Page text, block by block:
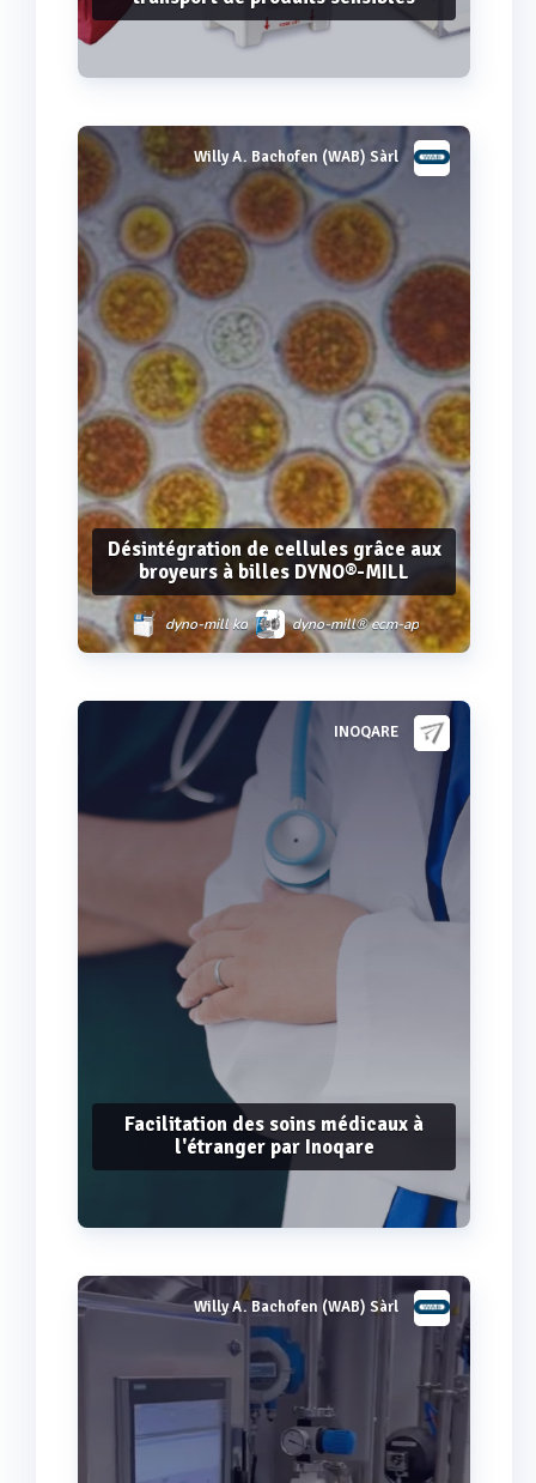
Voir plus
Willy A. Bachofen (WAB) Sàrl
Désintégration de cellules grâce aux
broyeurs à billes DYNO®-MILL
dyno-mill kd dyno-mill® ecm-ap
Voir plus INOQARE
Facilitation des soins médicaux à
l'étranger par Inoqare
Voir plus
Willy A. Bachofen (WAB) Sàrl